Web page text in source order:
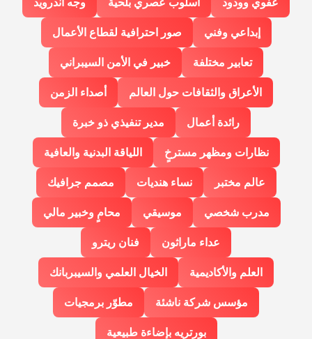
صور احترافية لقطاع الأعمال إبداعي وفني
خبير في الأمن السيبراني تعابير مختلفة
أصداء الزمن الأعراق والثقافات حول العالم
مدير تنفيذي ذو خبرة رائدة أعمال
اللياقة البدنية والعافية نظارات ومظهر مسترخٍ
مصمم جرافيك نساء هنديات عالم مختبر
محامٍ وخبير مالي موسيقي مدرب شخصي
فنان ريترو عداء ماراثون
الخيال العلمي والسيبربانك العلم والأكاديمية
مطوّر برمجيات مؤسس شركة ناشئة
بورتريه بإضاءة طبيعية